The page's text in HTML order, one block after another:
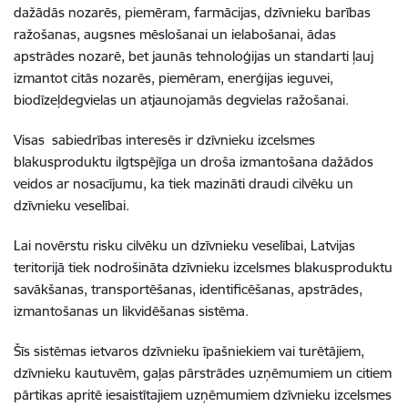
dažādās nozarēs, piemēram, farmācijas, dzīvnieku barības
ražošanas, augsnes mēslošanai un ielabošanai, ādas
apstrādes nozarē, bet jaunās tehnoloģijas un standarti ļauj
izmantot citās nozarēs, piemēram, enerģijas ieguvei,
biodīzeļdegvielas un atjaunojamās degvielas ražošanai.
Visas sabiedrības interesēs ir dzīvnieku izcelsmes
blakusproduktu ilgtspējīga un droša izmantošana dažādos
veidos ar nosacījumu, ka tiek mazināti draudi cilvēku un
dzīvnieku veselībai.
Lai novērstu risku cilvēku un dzīvnieku veselībai, Latvijas
teritorijā tiek nodrošināta dzīvnieku izcelsmes blakusproduktu
savākšanas, transportēšanas, identificēšanas, apstrādes,
izmantošanas un likvidēšanas sistēma.
Šīs sistēmas ietvaros dzīvnieku īpašniekiem vai turētājiem,
dzīvnieku kautuvēm, gaļas pārstrādes uzņēmumiem un citiem
pārtikas apritē iesaistītajiem uzņēmumiem dzīvnieku izcelsmes